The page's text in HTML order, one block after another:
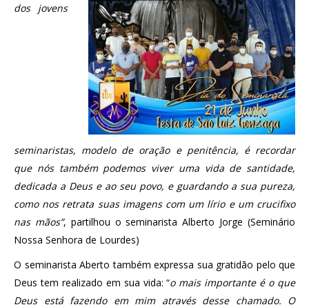
dos jovens
seminaristas, modelo de oração e penitência, é recordar
que nós também podemos viver uma vida de santidade,
dedicada a Deus e ao seu povo, e guardando a sua pureza,
como nos retrata suas imagens com um lírio e um crucifixo
nas mãos”, partilhou o seminarista Alberto Jorge (Seminário
Nossa Senhora de Lourdes)
O seminarista Aberto também expressa sua gratidão pelo que
Deus tem realizado em sua vida: “o mais importante é o que
Deus está fazendo em mim através desse chamado. O